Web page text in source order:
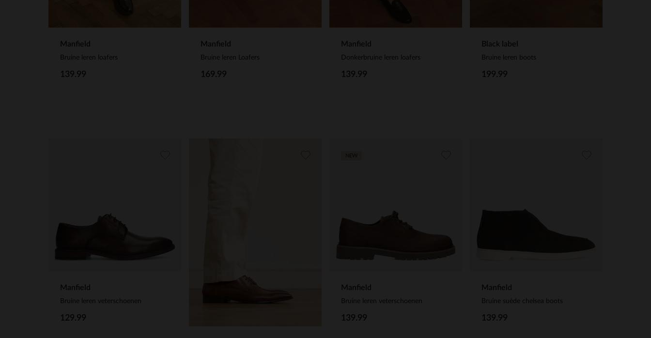
Manfield
Bruine leren loafers
139.99
Manfield
Bruine leren Loafers
169.99
Manfield
Donkerbruine leren loafers
139.99
Black label
Bruine leren boots
199.99
Manfield
Bruine leren veterschoenen
129.99
Manfield
Bruine leren veterschoenen
139.99
Manfield
Bruine suède chelsea boots
139.99